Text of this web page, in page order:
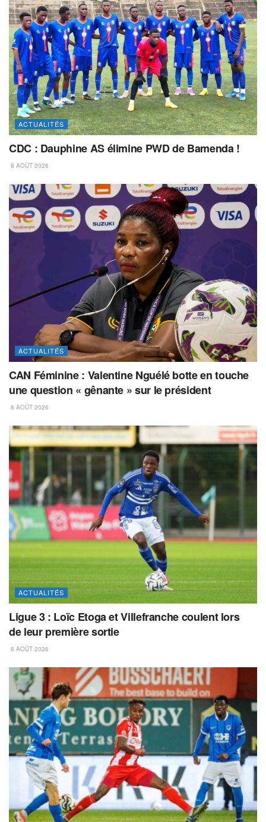
ACTUALITÉS
CDC : Dauphine AS élimine PWD de Bamenda !
8 AOÛT 2026
ACTUALITÉS
CAN Féminine : Valentine Nguélé botte en touche
une question « gênante » sur le président
8 AOÛT 2026
ACTUALITÉS
Ligue 3 : Loïc Etoga et Villefranche coulent lors
de leur première sortie
8 AOÛT 2026